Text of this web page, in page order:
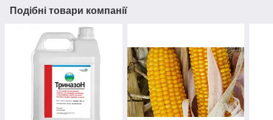
Подібні товари компанії